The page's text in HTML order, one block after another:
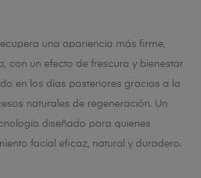
una apariencia más firme,
con un efecto de frescura y bienestar
en los días posteriores gracias a la
naturales de regeneración. Un
diseñado para quienes
facial eficaz, natural y duradero.